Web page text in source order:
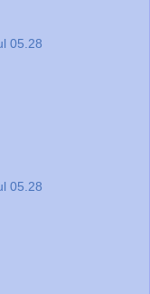
05.28
05.28